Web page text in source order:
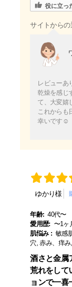
役に立っ
サイトからの
レビューあ
乾燥を感じ
て、大変嬉
これからも
幸いです☺️
ゆかり様
年齢: 40代〜
愛用歴: 〜1ヶ
肌悩み : 敏感
穴, 赤み、痒
酒さと金属
荒れをして
ョンで一喜